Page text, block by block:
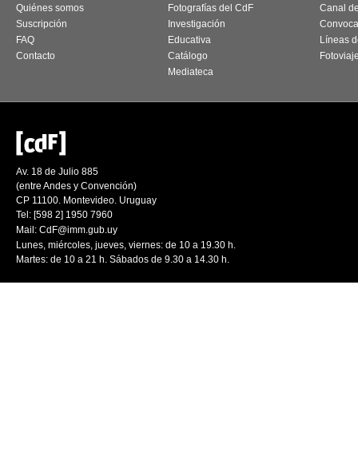
Quiénes somos
Suscripción
FAQ
Contacto
Fotografías del CdF
Investigación
Educativa
Catálogo
Mediateca
Canal
Líneas
Av. 18 de Julio 885
(entre Andes y Convención)
CP 11100. Montevideo. Uruguay
Tel: [598 2] 1950 7960
Mail: CdF@imm.gub.uy
Lunes, miércoles, jueves, viernes: de 10 a 19.30 h.
Martes: de 10 a 21 h. Sábados de 9.30 a 14.30 h.